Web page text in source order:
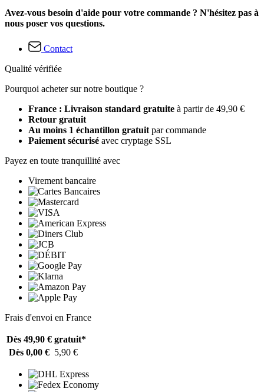
Avez-vous besoin d'aide pour votre commande ? N'hésitez pas à
nous poser vos questions.
Contact
Qualité vérifiée
Pourquoi acheter sur notre boutique ?
France : Livraison standard gratuite à partir de 49,90 €
Retour gratuit
Au moins 1 échantillon gratuit par commande
Paiement sécurisé avec cryptage SSL
Payez en toute tranquillité avec
Virement bancaire
Frais d'envoi en France
Dès 49,90 € gratuit*
Dès 0,00 € 5,90 €